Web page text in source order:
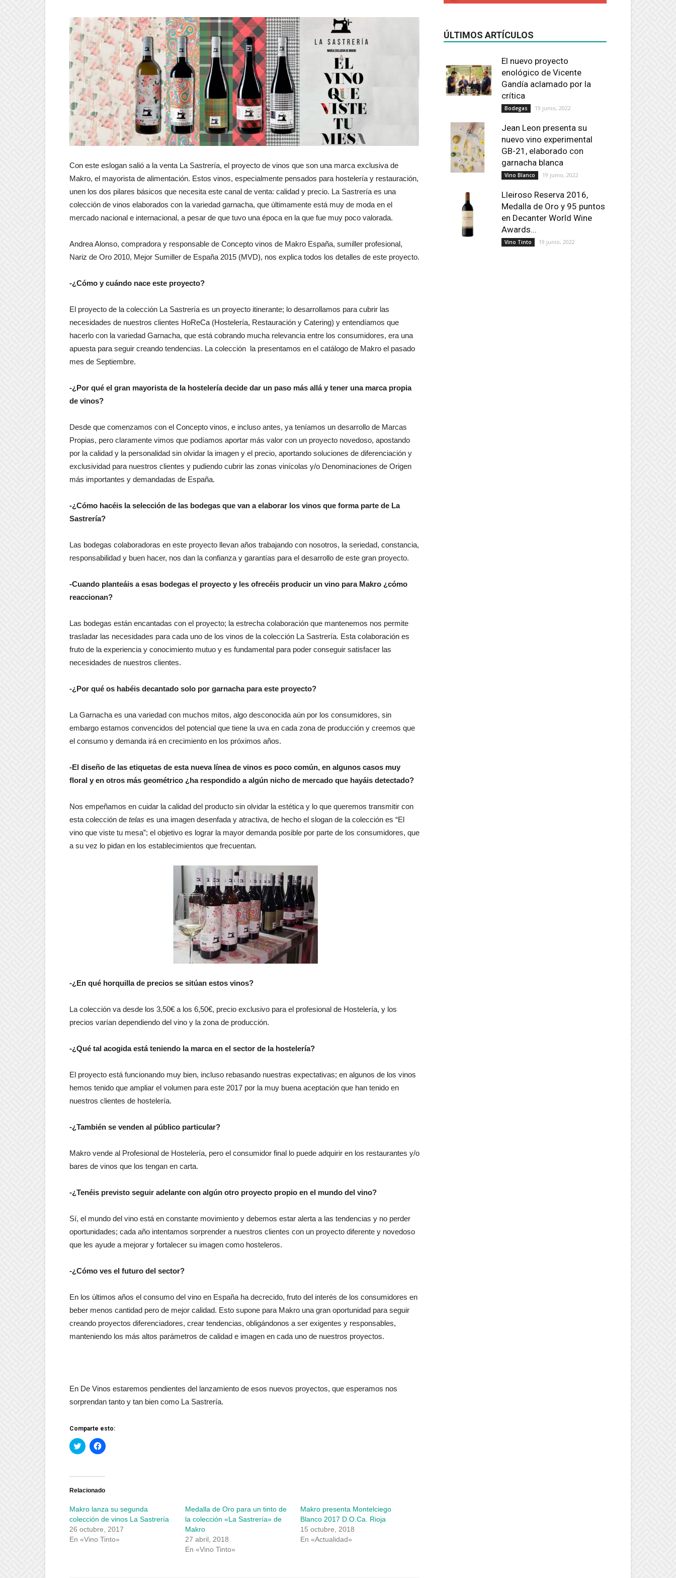
Con este eslogan salió a la venta La Sastrería, el proyecto de vinos que son una marca exclusiva de
Makro, el mayorista de alimentación. Estos vinos, especialmente pensados para hostelería y restauración,
unen los dos pilares básicos que necesita este canal de venta: calidad y precio. La Sastrería es una
colección de vinos elaborados con la variedad garnacha, que últimamente está muy de moda en el
mercado nacional e internacional, a pesar de que tuvo una época en la que fue muy poco valorada.
Andrea Alonso, compradora y responsable de Concepto vinos de Makro España, sumiller profesional,
Nariz de Oro 2010, Mejor Sumiller de España 2015 (MVD), nos explica todos los detalles de este proyecto.
-¿Cómo y cuándo nace este proyecto?
El proyecto de la colección La Sastrería es un proyecto itinerante; lo desarrollamos para cubrir las
necesidades de nuestros clientes HoReCa (Hostelería, Restauración y Catering) y entendíamos que
hacerlo con la variedad Garnacha, que está cobrando mucha relevancia entre los consumidores, era una
apuesta para seguir creando tendencias. La colección la presentamos en el catálogo de Makro el pasado
mes de Septiembre.
-¿Por qué el gran mayorista de la hostelería decide dar un paso más allá y tener una marca propia
de vinos?
Desde que comenzamos con el Concepto vinos, e incluso antes, ya teníamos un desarrollo de Marcas
Propias, pero claramente vimos que podíamos aportar más valor con un proyecto novedoso, apostando
por la calidad y la personalidad sin olvidar la imagen y el precio, aportando soluciones de diferenciación y
exclusividad para nuestros clientes y pudiendo cubrir las zonas vinícolas y/o Denominaciones de Origen
más importantes y demandadas de España.
-¿Cómo hacéis la selección de las bodegas que van a elaborar los vinos que forma parte de La
Sastrería?
Las bodegas colaboradoras en este proyecto llevan años trabajando con nosotros, la seriedad, constancia,
responsabilidad y buen hacer, nos dan la confianza y garantías para el desarrollo de este gran proyecto.
-Cuando planteáis a esas bodegas el proyecto y les ofrecéis producir un vino para Makro ¿cómo
reaccionan?
Las bodegas están encantadas con el proyecto; la estrecha colaboración que mantenemos nos permite
trasladar las necesidades para cada uno de los vinos de la colección La Sastrería. Esta colaboración es
fruto de la experiencia y conocimiento mutuo y es fundamental para poder conseguir satisfacer las
necesidades de nuestros clientes.
-¿Por qué os habéis decantado solo por garnacha para este proyecto?
La Garnacha es una variedad con muchos mitos, algo desconocida aún por los consumidores, sin
embargo estamos convencidos del potencial que tiene la uva en cada zona de producción y creemos que
el consumo y demanda irá en crecimiento en los próximos años.
-El diseño de las etiquetas de esta nueva línea de vinos es poco común, en algunos casos muy
floral y en otros más geométrico ¿ha respondido a algún nicho de mercado que hayáis detectado?
Nos empeñamos en cuidar la calidad del producto sin olvidar la estética y lo que queremos transmitir con
esta colección de telas es una imagen desenfada y atractiva, de hecho el slogan de la colección es “El
vino que viste tu mesa”; el objetivo es lograr la mayor demanda posible por parte de los consumidores, que
a su vez lo pidan en los establecimientos que frecuentan.
-¿En qué horquilla de precios se sitúan estos vinos?
La colección va desde los 3,50€ a los 6,50€, precio exclusivo para el profesional de Hostelería, y los
precios varían dependiendo del vino y la zona de producción.
-¿Qué tal acogida está teniendo la marca en el sector de la hostelería?
El proyecto está funcionando muy bien, incluso rebasando nuestras expectativas; en algunos de los vinos
hemos tenido que ampliar el volumen para este 2017 por la muy buena aceptación que han tenido en
nuestros clientes de hostelería.
-¿También se venden al público particular?
Makro vende al Profesional de Hostelería, pero el consumidor final lo puede adquirir en los restaurantes y/o
bares de vinos que los tengan en carta.
-¿Tenéis previsto seguir adelante con algún otro proyecto propio en el mundo del vino?
Sí, el mundo del vino está en constante movimiento y debemos estar alerta a las tendencias y no perder
oportunidades; cada año intentamos sorprender a nuestros clientes con un proyecto diferente y novedoso
que les ayude a mejorar y fortalecer su imagen como hosteleros.
-¿Cómo ves el futuro del sector?
En los últimos años el consumo del vino en España ha decrecido, fruto del interés de los consumidores en
beber menos cantidad pero de mejor calidad. Esto supone para Makro una gran oportunidad para seguir
creando proyectos diferenciadores, crear tendencias, obligándonos a ser exigentes y responsables,
manteniendo los más altos parámetros de calidad e imagen en cada uno de nuestros proyectos.
En De Vinos estaremos pendientes del lanzamiento de esos nuevos proyectos, que esperamos nos
sorprendan tanto y tan bien como La Sastrería.
Comparte esto:
Haz
clic
Twitter
abre
ventana
nueva)
Haz
clic
Facebook
abre
ventana
nueva)
Relacionado
Makro lanza su segunda
colección de vinos La Sastrería
26 octubre, 2017
En «Vino Tinto»
Medalla de Oro para un tinto de
la colección «La Sastrería» de
Makro
27 abril, 2018
En «Vino Tinto»
Makro presenta Montelciego
Blanco 2017 D.O.Ca. Rioja
15 octubre, 2018
En «Actualidad»
ÚLTIMOS ARTÍCULOS
El nuevo proyecto
enológico de Vicente
Gandía aclamado por la
crítica
Bodegas 19 junio, 2022
Jean Leon presenta su
nuevo vino experimental
GB-21, elaborado con
garnacha blanca
Vino Blanco 19 junio, 2022
Lleiroso Reserva 2016,
Medalla de Oro y 95 puntos
en Decanter World Wine
Awards...
Vino Tinto 19 junio, 2022